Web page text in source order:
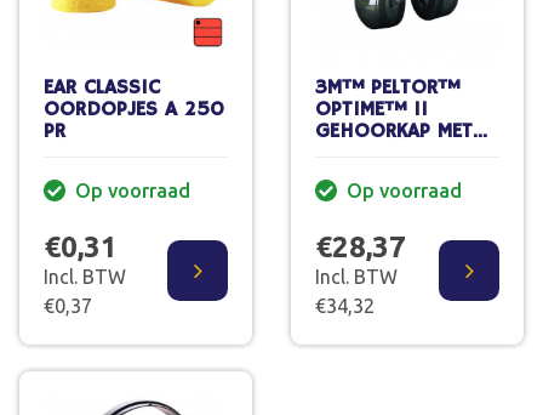
EAR CLASSIC
OORDOPJES A 250
PR
Op voorraad
€0,31
Incl. BTW
€0,37
3M™ PELTOR™
OPTIME™ II
GEHOORKAP MET
GROEN, H520A-
407-GQ
Op voorraad
€28,37
Incl. BTW
€34,32